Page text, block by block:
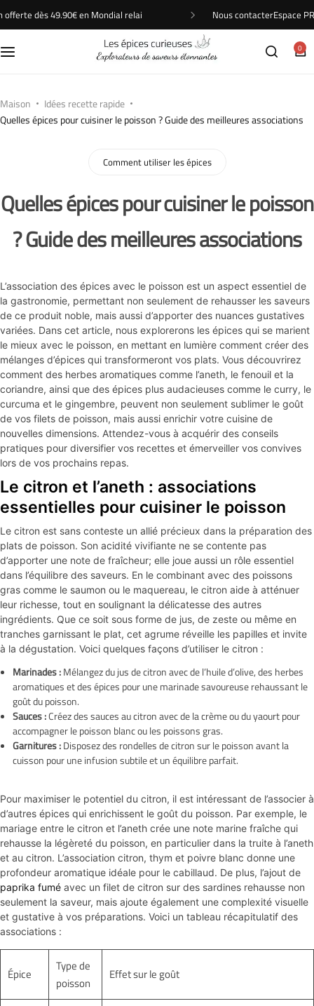
offerte dès 49.90€ en Mondial relai Nous contacterEspace
0
Maison
Idées recette rapide
Quelles épices pour cuisiner le poisson ? Guide des meilleures associations
Comment utiliser les épices
Quelles épices pour cuisiner le poisson
? Guide des meilleures associations
L’association des épices avec le poisson est un aspect essentiel de
la gastronomie, permettant non seulement de rehausser les saveurs
de ce produit noble, mais aussi d’apporter des nuances gustatives
variées. Dans cet article, nous explorerons les épices qui se marient
le mieux avec le poisson, en mettant en lumière comment créer des
mélanges d’épices qui transformeront vos plats. Vous découvrirez
comment des herbes aromatiques comme l’aneth, le fenouil et la
coriandre, ainsi que des épices plus audacieuses comme le curry, le
curcuma et le gingembre, peuvent non seulement sublimer le goût
de vos filets de poisson, mais aussi enrichir votre cuisine de
nouvelles dimensions. Attendez-vous à acquérir des conseils
pratiques pour diversifier vos recettes et émerveiller vos convives
lors de vos prochains repas.
Le citron et l’aneth : associations
essentielles pour cuisiner le poisson
Le citron est sans conteste un allié précieux dans la préparation des
plats de poisson. Son acidité vivifiante ne se contente pas
d’apporter une note de fraîcheur; elle joue aussi un rôle essentiel
dans l’équilibre des saveurs. En le combinant avec des poissons
gras comme le saumon ou le maquereau, le citron aide à atténuer
leur richesse, tout en soulignant la délicatesse des autres
ingrédients. Que ce soit sous forme de jus, de zeste ou même en
tranches garnissant le plat, cet agrume réveille les papilles et invite
à la dégustation. Voici quelques façons d’utiliser le citron :
Marinades :Mélangez du jus de citron avec de l’huile d’olive, des herbes
aromatiques et des épices pour une marinade savoureuse rehaussant le
goût du poisson.
Sauces :Créez des sauces au citron avec de la crème ou du yaourt pour
accompagner le poisson blanc ou les poissons gras.
Garnitures :Disposez des rondelles de citron sur le poisson avant la
cuisson pour une infusion subtile et un équilibre parfait.
Pour maximiser le potentiel du citron, il est intéressant de l’associer à
d’autres épices qui enrichissent le goût du poisson. Par exemple, le
mariage entre le citron et l’aneth crée une note marine fraîche qui
rehausse la légèreté du poisson, en particulier dans la truite à l’aneth
et au citron. L’association citron, thym et poivre blanc donne une
profondeur aromatique idéale pour le cabillaud. De plus, l’ajout de
paprika fumé avec un filet de citron sur des sardines rehausse non
seulement la saveur, mais ajoute également une complexité visuelle
et gustative à vos préparations. Voici un tableau récapitulatif des
associations :
Épice
Type de
poisson
Effet sur le goût
Cuisines du monde
Je cuisine quoi ?
Pour offrir
Idées recette rapide